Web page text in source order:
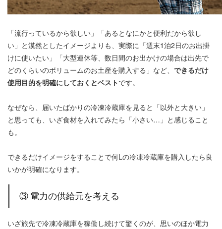
「流行っているから欲しい」「あるとなにかと便利だから欲し
い」と漠然としたイメージよりも、実際に「週末1泊2日のお出掛
けに使いたい」「大型連休等、数日間のお出かけの場合は出先で
どのくらいのボリュームのお土産を購入する」など、 できるだけ
使用目的を明確にしておくとベストです。
なぜなら、届いたばかりの冷凍冷蔵庫を見ると「以外と大きい」
と思っても、いざ食材を入れてみたら「小さい…」と感じること
も。
できるだけイメージをすることで何Lの冷凍冷蔵庫を購入したら良
いかが明確になります。
③ 電力の供給元を考える
いざ旅先で冷凍冷蔵庫を稼働し続けて驚くのが、思いのほか電力